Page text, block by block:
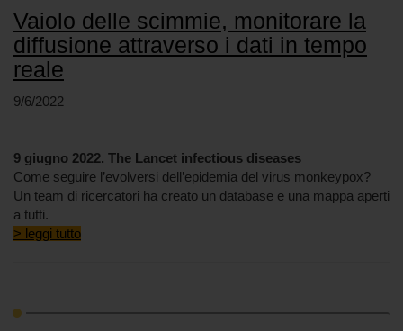
Vaiolo delle scimmie, monitorare la
diffusione attraverso i dati in tempo
reale
9/6/2022
9 giugno 2022. The Lancet infectious diseases
Come seguire l’evolversi dell’epidemia del virus monkeypox?
Un team di ricercatori ha creato un database e una mappa aperti
a tutti.
> leggi tutto